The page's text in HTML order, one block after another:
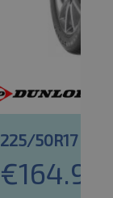
225/50R17 94H
€164.98